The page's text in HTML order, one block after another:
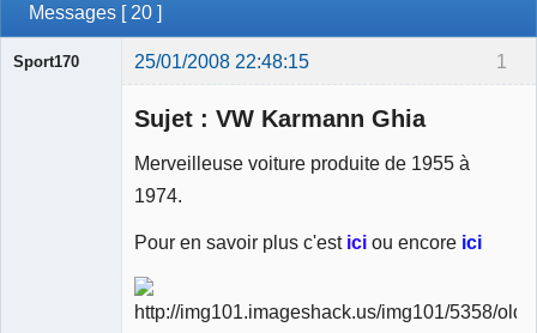
Messages [ 20 ]
1
Sport170 25/01/2008 22:48:15
Sujet : VW Karmann Ghia
Merveilleuse voiture produite de 1955 à
1974.
Pour en savoir plus c'est ici ou encore ici